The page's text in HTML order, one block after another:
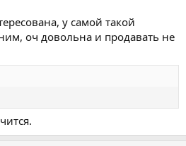
у самой такой
оч довольна и продавать не